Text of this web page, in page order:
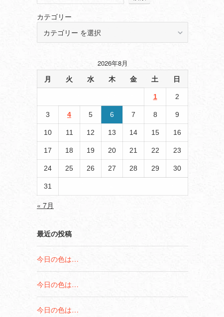
カテゴリー
2026年8月
月 火 水 木 金 土 日
1 2
3 4 5 6 7 8 9
10 11 12 13 14 15 16
17 18 19 20 21 22 23
24 25 26 27 28 29 30
31
« 7月
最近の投稿
今日の色は…
今日の色は…
今日の色は…